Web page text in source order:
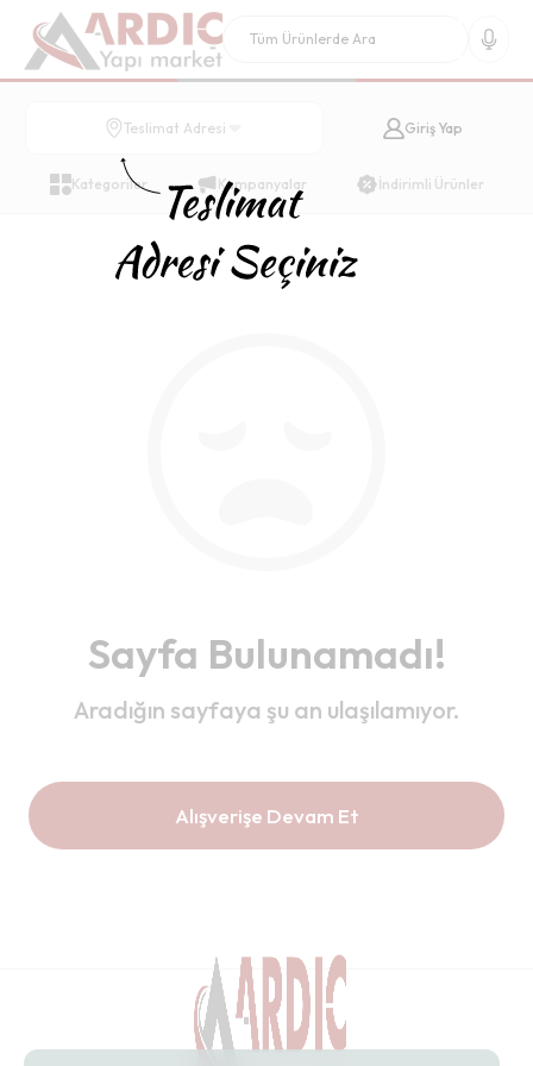
Teslimat Adresi Giriş Yap
Kategoriler Kampanyalar İndirimli Ürünler
Sayfa Bulunamadı!
Aradığın sayfaya şu an ulaşılamıyor.
Alışverişe Devam Et